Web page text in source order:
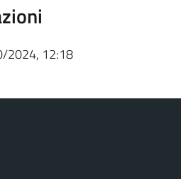
2024, 12:18